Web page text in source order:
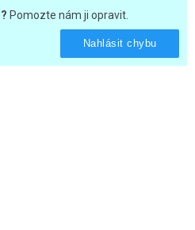
Pomozte nám ji opravit.
Nahlásit chybu